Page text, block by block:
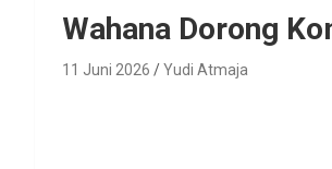
Wahana Dorong
11 Juni 2026 Yudi Atmaja